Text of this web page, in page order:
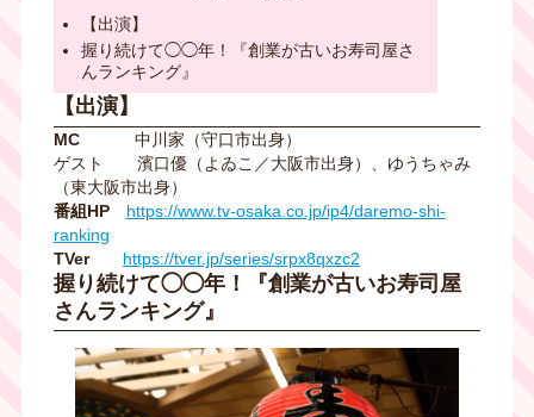
【出演】
握り続けて◯◯年！『創業が古いお寿司屋さ
んランキング』
【出演】
MC中川家（守口市出身）
ゲスト 濱口優（よゐこ／大阪市出身）、ゆうちゃみ
（東大阪市出身）
番組HP
https://www.tv-osaka.co.jp/ip4/daremo-shi-
ranking
TVer
https://tver.jp/series/srpx8qxzc2
握り続けて◯◯年！『創業が古いお寿司屋
さんランキング』